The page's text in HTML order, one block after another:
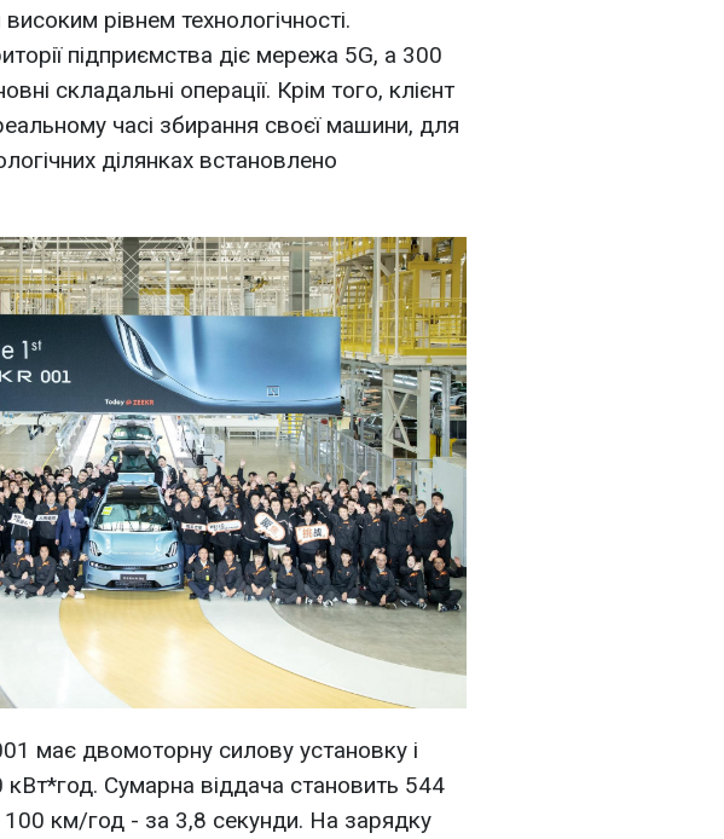
рівнем технологічності.
підприємства діє мережа 5G, а 300
складальні операції. Крім того, клієнт
часі збирання своєї машини, для
ділянках встановлено
має двомоторну силову установку і
Сумарна віддача становить 544
100 км/год - за 3,8 секунди. На зарядку